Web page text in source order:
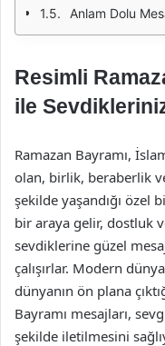
Anlam Dolu
Resimli
ile
Ramazan Bayramı,
olan, birlik, beraberlik
şekilde yaşandığı özel
bir araya gelir, dostluk
sevdiklerine güzel
çalışırlar. Modern
dünyanın ön plana
Bayramı mesajları,
şekilde iletilmesini